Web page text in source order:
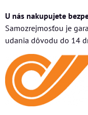
U nás nakupujete
Samozrejmosťou je
udania dôvodu do 14